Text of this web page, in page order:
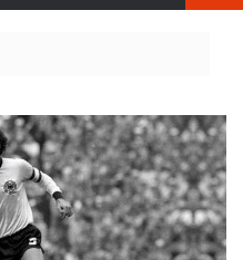
Bénin :
Aliko